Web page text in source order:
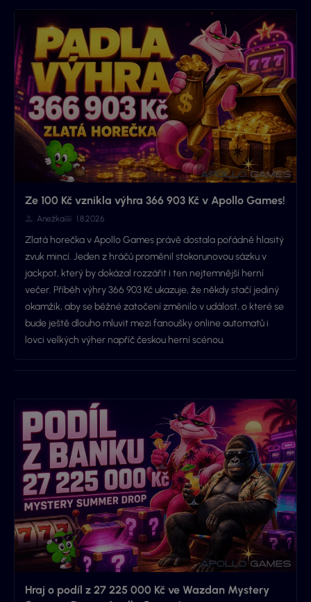
Ze 100 Kč vznikla výhra 366 903 Kč v Apollo Games!
Anežka 1.8.2026
Zlatá horečka v Apollo Games právě dostala pořádně hlasitý
zvuk mincí. Jeden z hráčů proměnil stokorunovou sázku v
jackpot, který by dokázal rozzářit i ten nejtemnější herní
večer. Příběh výhry 366 903 Kč ukazuje, že někdy stačí jediný
okamžik, aby se běžné zatočení změnilo v událost, o které se
bude ještě dlouho mluvit mezi fanoušky online automatů i
lovci velkých výher napříč českou herní scénou.
Hraj o podíl z 27 225 000 Kč ve Wazdan Mystery